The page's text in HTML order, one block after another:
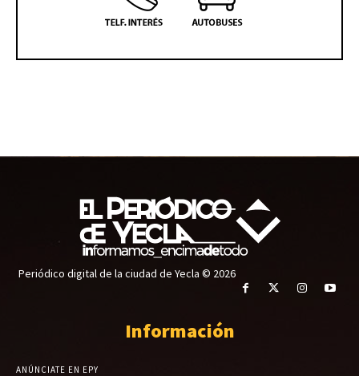
Periódico digital de la ciudad de Yecla © 2026
Información
ANÚNCIATE EN EPY